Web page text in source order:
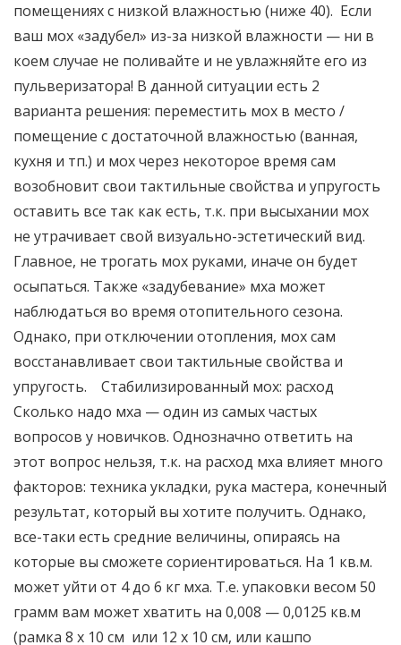
помещениях с низкой влажностью (ниже 40). Если
ваш мох «задубел» из-за низкой влажности — ни в
коем случае не поливайте и не увлажняйте его из
пульверизатора! В данной ситуации есть 2
варианта решения: переместить мох в место /
помещение с достаточной влажностью (ванная,
кухня и тп.) и мох через некоторое время сам
возобновит свои тактильные свойства и упругость
оставить все так как есть, т.к. при высыхании мох
не утрачивает свой визуально-эстетический вид.
Главное, не трогать мох руками, иначе он будет
осыпаться. Также «задубевание» мха может
наблюдаться во время отопительного сезона.
Однако, при отключении отопления, мох сам
восстанавливает свои тактильные свойства и
упругость. Стабилизированный мох: расход
Сколько надо мха — один из самых частых
вопросов у новичков. Однозначно ответить на
этот вопрос нельзя, т.к. на расход мха влияет много
факторов: техника укладки, рука мастера, конечный
результат, который вы хотите получить. Однако,
все-таки есть средние величины, опираясь на
которые вы сможете сориентироваться. На 1 кв.м.
может уйти от 4 до 6 кг мха. Т.е. упаковки весом 50
грамм вам может хватить на 0,008 — 0,0125 кв.м
(рамка 8 х 10 см или 12 х 10 см, или кашпо